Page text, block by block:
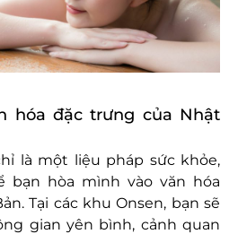
hóa đặc trưng của Nhật
là một liệu pháp sức khỏe,
bạn hòa mình vào văn hóa
Tại các khu Onsen, bạn sẽ
gian yên bình, cảnh quan